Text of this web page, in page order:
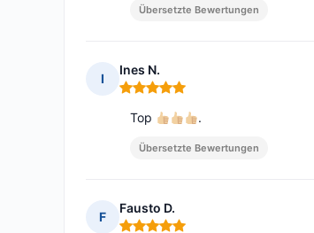
Übersetzte Bewertungen
I
Ines N.
Hinweis: 5 von 5
Top .
Übersetzte Bewertungen
F
Fausto D.